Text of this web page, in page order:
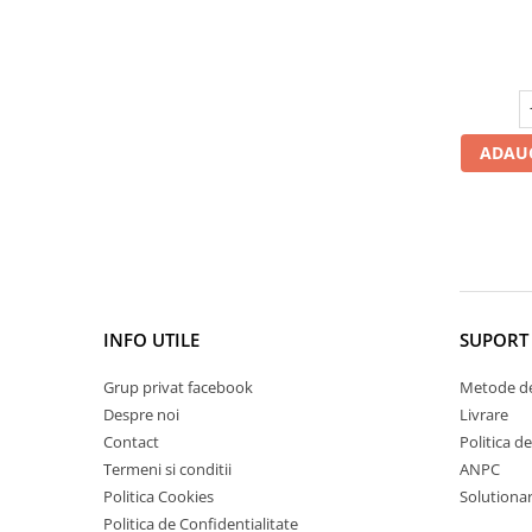
INFO UTILE
Grup privat facebook
Despre noi
Contact
Termeni si conditii
Politica Cookies
Politica de Confidentialitate
Metode
Livrare
Politica
ANPC